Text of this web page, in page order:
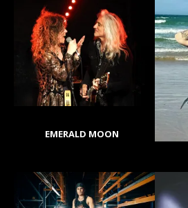
EMERALD MOON